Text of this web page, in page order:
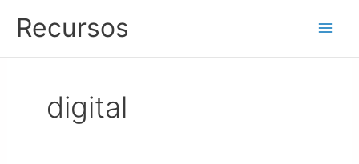
contenido
Recursos
digital